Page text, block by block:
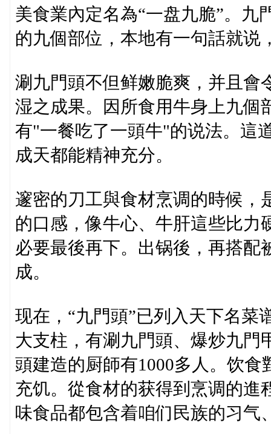
美食業內定名為“一盘九脆”。九
的九個部位，本地有一句話就说
涮九門頭不但鲜嫩脆爽，并且會
湿之成果。因所食用牛身上九個
有"一餐吃了一頭牛"的说法。這
成天都能精神充分。
邃密的刀工與食材烹调的時候，
的口感，像牛心、牛肝這些比力
必要最後再下。出锅後，再搭配
成。
现在，“九門頭”已列入天下名菜
大支柱，有涮九門頭、爆炒九門
頭建造的厨師有1000多人。饮
充饥。從食材的获得到烹调的進
味食品都包含着咱们民族的习气